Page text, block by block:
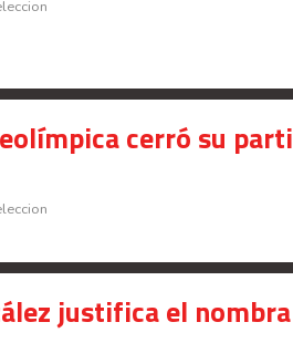
cerró su
justifica el